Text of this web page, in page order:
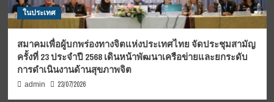
ในประเทศ
สมาคมเพื่อผู้บกพร่องทางจิตแห่งประเทศไทย จัดประชุมสามัญ
ครั้งที่ 23 ประจำปี 2568 เดินหน้าพัฒนาเครือข่ายและยกระดับ
การดำเนินงานด้านสุขภาพจิต
admin 23/07/2026